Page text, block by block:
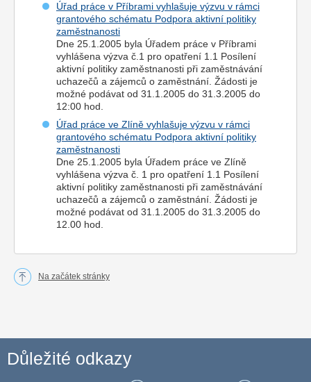
Úřad práce v Příbrami vyhlašuje výzvu v rámci
grantového schématu Podpora aktivní politiky
zaměstnanosti
Dne 25.1.2005 byla Úřadem práce v Příbrami
vyhlášena výzva č.1 pro opatření 1.1 Posílení
aktivní politiky zaměstnanosti při zaměstnávání
uchazečů a zájemců o zaměstnání. Žádosti je
možné podávat od 31.1.2005 do 31.3.2005 do
12:00 hod.
Úřad práce ve Zlíně vyhlašuje výzvu v rámci
grantového schématu Podpora aktivní politiky
zaměstnanosti
Dne 25.1.2005 byla Úřadem práce ve Zlíně
vyhlášena výzva č. 1 pro opatření 1.1 Posílení
aktivní politiky zaměstnanosti při zaměstnávání
uchazečů a zájemců o zaměstnání. Žádosti je
možné podávat od 31.1.2005 do 31.3.2005 do
12.00 hod.
Na začátek stránky
Důležité odkazy